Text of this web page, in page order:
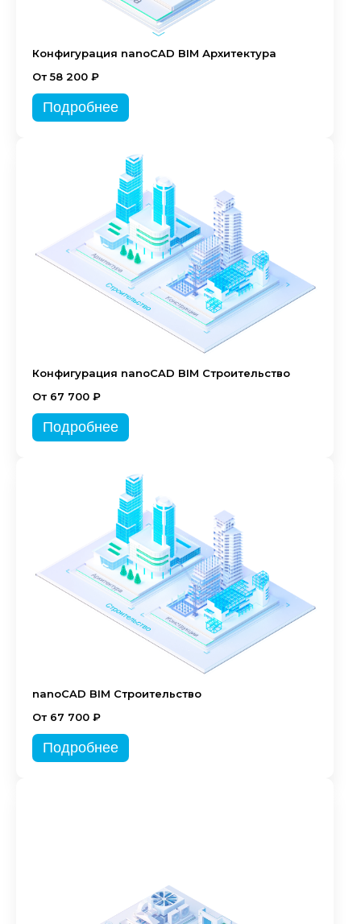
Конфигурация nanoCAD BIM Архитектура
От 58 200 ₽
Подробнее
Конфигурация nanoCAD BIM Строительство
От 67 700 ₽
Подробнее
nanoCAD BIM Строительство
От 67 700 ₽
Подробнее